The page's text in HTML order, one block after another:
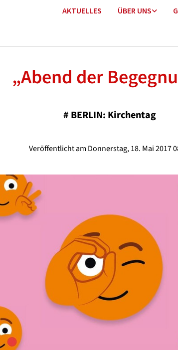
AKTUELLES ÜBER UNS
„Abend der
# BERLIN: Kirchentag
Veröffentlicht am Donnerstag, 18. Mai 2017